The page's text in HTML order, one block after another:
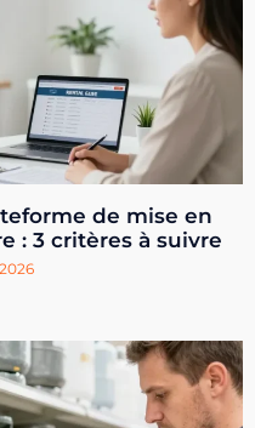
de mise en
: 3 critères à suivre